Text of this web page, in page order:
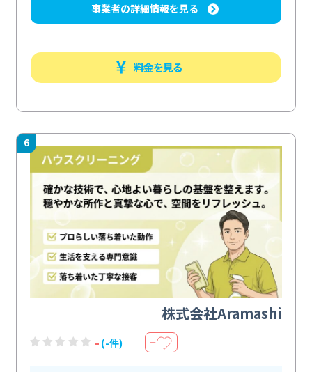
事業者の詳細情報を見る
料金を見る
6
株式会社Aramashi
- (-件) ＋